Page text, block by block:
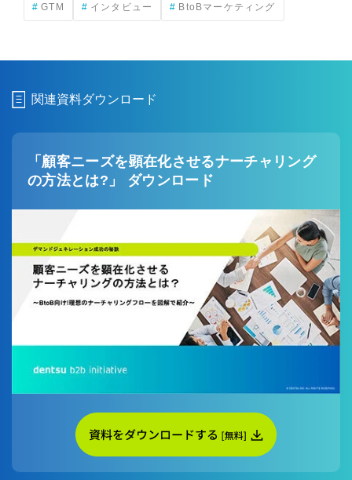
関連資料ダウンロード
「顧客ニーズを顕在化させるナーチャリング
の方法とは?」 ダウンロード
GTM インタビュー BtoBマーケティング